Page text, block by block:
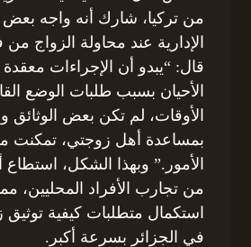
من تركيا، شارك أنه واجه بعض
الإدارية عند محاولة الزواج من
قال: “يبدو أن الإجراءات
الأحيان بسبب طلبات الوضع
الأوقات، لم تكن بعض الوثائق
بمساعدة أهل زوجتي، تمكنت
الأمور.” وبهذا الشكل، استطاع
من تجارب الأفراد المحليين،
استكمال متطلبات كيفية توثيق
في الجزائر بسرعة أكبر.